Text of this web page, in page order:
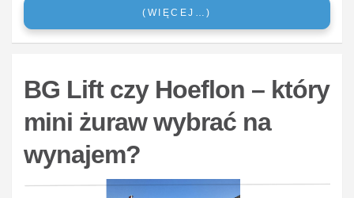
(WIĘCEJ…)
BG Lift czy Hoeflon – który
mini żuraw wybrać na
wynajem?